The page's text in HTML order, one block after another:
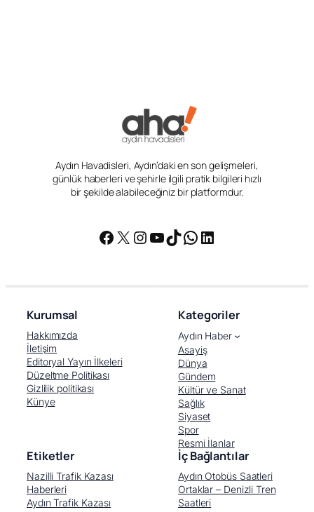
Aydın Havadisleri, Aydın’daki en son gelişmeleri,
günlük haberleri ve şehirle ilgili pratik bilgileri hızlı
bir şekilde alabileceğiniz bir platformdur.
Facebook
X Instagram
YouTube
TikTok
WhatsApp
LinkedIn
Kurumsal
Hakkımızda
İletişim
Editoryal Yayın İlkeleri
Düzeltme Politikası
Gizlilik politikası
Künye
Kategoriler
Aydın Haber
Asayiş
Dünya
Gündem
Kültür ve Sanat
Sağlık
Siyaset
Spor
Resmi İlanlar
Etiketler
Nazilli Trafik Kazası
Haberleri
Aydın Trafik Kazası
İç Bağlantılar
Aydın Otobüs Saatleri
Ortaklar – Denizli Tren
Saatleri